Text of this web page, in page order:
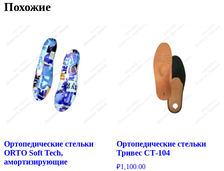
Похожие
Ортопедические стельки
ORTO Soft Tech,
амортизирующие
Ортопедические стельки
Тривес СТ-104
₽1,100.00